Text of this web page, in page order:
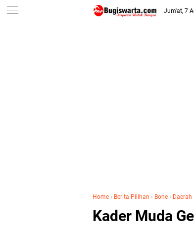
-->
Jum'at, 7
Home › Berita Pilihan › Bone › Daerah
Kader Muda